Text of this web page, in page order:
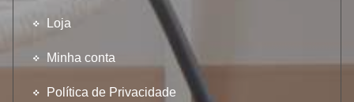
Loja
Minha conta
Política de Privacidade